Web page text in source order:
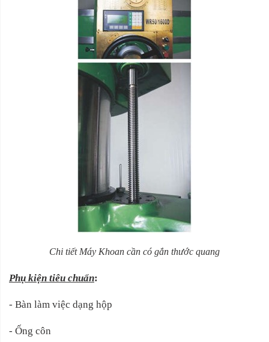
Chi tiết Máy Khoan cần có gắn thước quang
Phụ kiện tiêu chuẩn:
- Bàn làm việc dạng hộp
- Ống côn